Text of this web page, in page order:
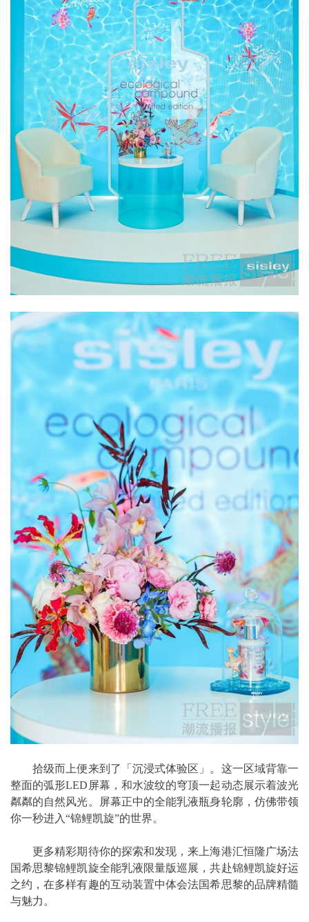
拾级而上便来到了「沉浸式体验区」。这一区域背靠一
整面的弧形LED屏幕，和水波纹的穹顶一起动态展示着波光
粼粼的自然风光。屏幕正中的全能乳液瓶身轮廓，仿佛带领
你一秒进入“锦鲤凯旋”的世界。
更多精彩期待你的探索和发现，来上海港汇恒隆广场法
国希思黎锦鲤凯旋全能乳液限量版巡展，共赴锦鲤凯旋好运
之约，在多样有趣的互动装置中体会法国希思黎的品牌精髓
与魅力。